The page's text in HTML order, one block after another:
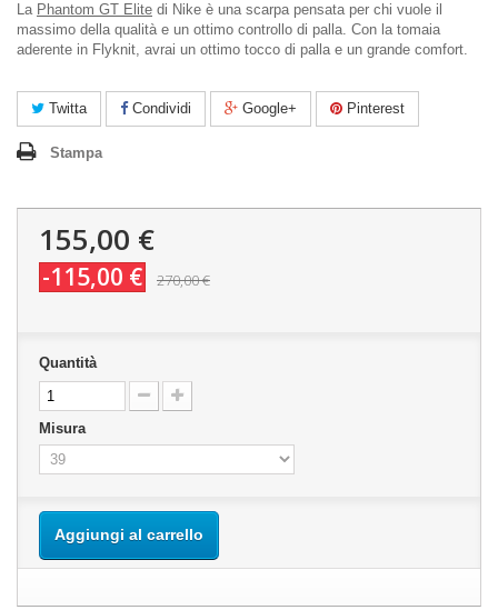
La Phantom GT Elite di Nike è una scarpa pensata per chi vuole il
massimo della qualità e un ottimo controllo di palla. Con la tomaia
aderente in Flyknit, avrai un ottimo tocco di palla e un grande comfort.
Twitta Condividi Google+ Pinterest
Stampa
155,00 €
-115,00 € 270,00 €
Quantità
Misura
Aggiungi al carrello